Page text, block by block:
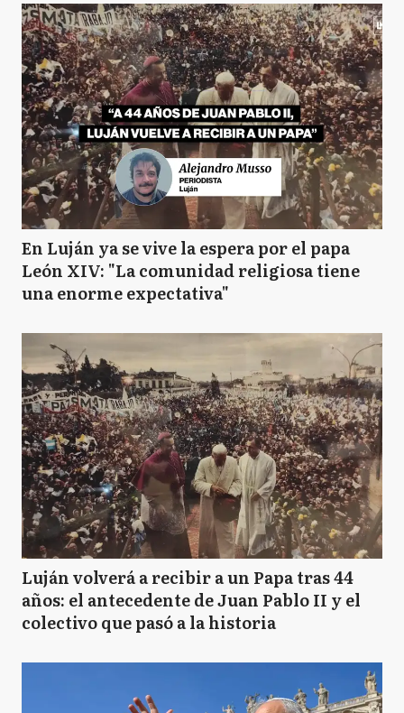
En Luján ya se vive la espera por el papa
León XIV: "La comunidad religiosa tiene
una enorme expectativa"
Luján volverá a recibir a un Papa tras 44
años: el antecedente de Juan Pablo II y el
colectivo que pasó a la historia